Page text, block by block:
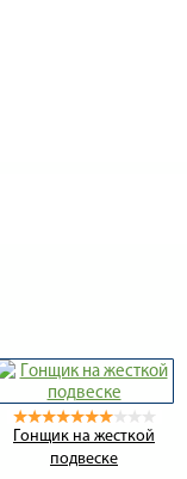
Гонщик на жесткой
подвеске